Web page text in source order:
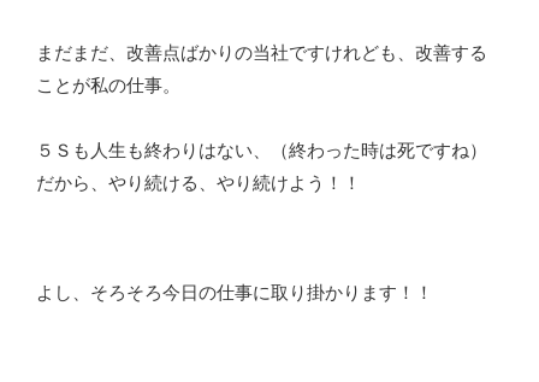
まだまだ、改善点ばかりの当社ですけれども、改善する
ことが私の仕事。
５Ｓも人生も終わりはない、（終わった時は死ですね）
だから、やり続ける、やり続けよう！！
よし、そろそろ今日の仕事に取り掛かります！！